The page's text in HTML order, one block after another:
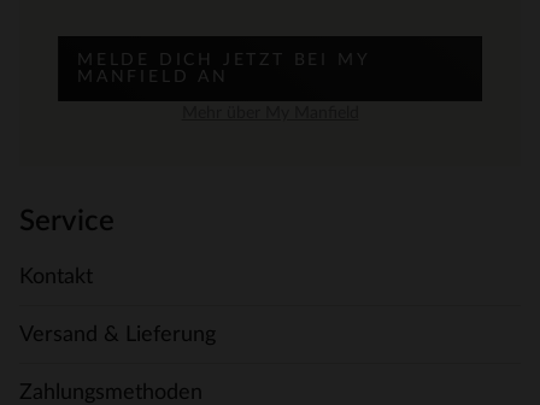
MELDE DICH JETZT BEI MY
MANFIELD AN
Service
Kontakt
Versand & Lieferung
Zahlungsmethoden